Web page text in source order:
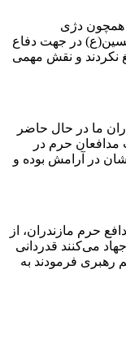
همچون دژی
در جهت دفاع
نکردند و نقش مهمی
ما در حال حاضر
مدافعان حرم در
در آرامش بوده و
حرم مازندران، از
می‌کنند قدردانی
فرمودند به